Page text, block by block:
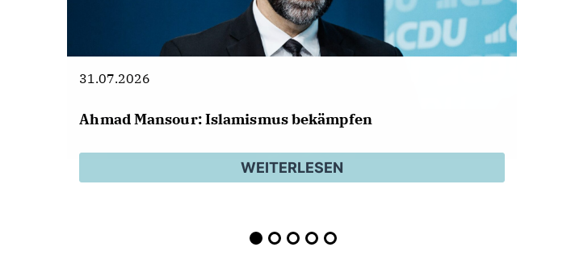
31.07.2026
Ahmad Mansour: Islamismus bekämpfen
WEITERLESEN